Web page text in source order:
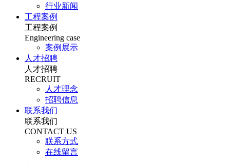
行业新闻
工程案例
工程案例
Engineering case
案例展示
人才招聘
人才招聘
RECRUIT
人才理念
招聘信息
联系我们
联系我们
CONTACT US
联系方式
在线留言